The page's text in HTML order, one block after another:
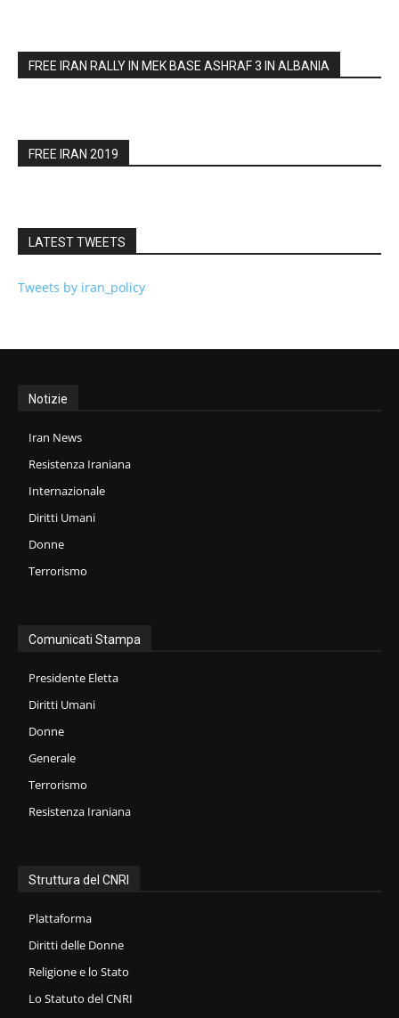
FREE IRAN RALLY IN MEK BASE ASHRAF 3 IN ALBANIA
FREE IRAN 2019
LATEST TWEETS
Tweets by iran_policy
Notizie
Iran News
Resistenza Iraniana
Internazionale
Diritti Umani
Donne
Terrorismo
Comunicati Stampa
Presidente Eletta
Diritti Umani
Donne
Generale
Terrorismo
Resistenza Iraniana
Struttura del CNRI
Plattaforma
Diritti delle Donne
Religione e lo Stato
Lo Statuto del CNRI